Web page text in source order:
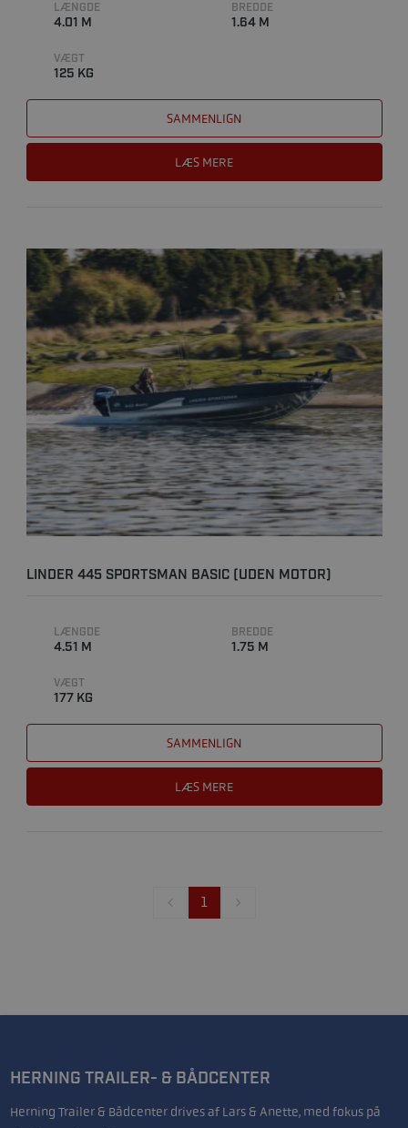
LÆNGDE
4.01 M
BREDDE
1.64 M
VÆGT
125 KG
SAMMENLIGN
LÆS MERE
LINDER 445 SPORTSMAN BASIC (UDEN MOTOR)
LÆNGDE
4.51 M
BREDDE
1.75 M
VÆGT
177 KG
SAMMENLIGN
LÆS MERE
1
HERNING TRAILER- & BÅDCENTER
Herning Trailer & Bådcenter drives af Lars & Anette, med fokus på